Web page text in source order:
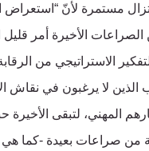
تزال مستمرة لأنّ
الصراعات الأخيرة أمر
الاستراتيجي من
لا يرغبون في نقاش
المهني، لتبقى الأخيرة
من صراعات بعيدة -كما